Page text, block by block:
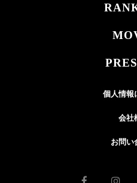
個人情報
会社
お問い